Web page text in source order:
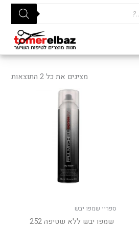
מציגים את כל ⁦2⁩ התוצאות לפי
ספריי שמפו יבש
שמפו יבש ללא שטיפה 252